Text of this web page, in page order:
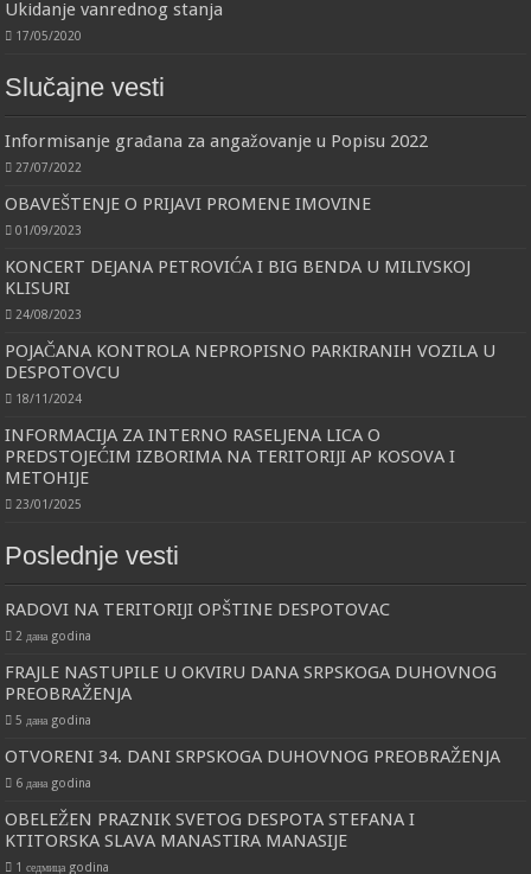
Ukidanje vanrednog stanja
17/05/2020
Slučajne vesti
Informisanje građana za angažovanje u Popisu 2022
27/07/2022
OBAVEŠTENJE O PRIJAVI PROMENE IMOVINE
01/09/2023
KONCERT DEJANA PETROVIĆA I BIG BENDA U MILIVSKOJ
KLISURI
24/08/2023
POJAČANA KONTROLA NEPROPISNO PARKIRANIH VOZILA U
DESPOTOVCU
18/11/2024
INFORMACIJA ZA INTERNO RASELJENA LICA O
PREDSTOJEĆIM IZBORIMA NA TERITORIJI AP KOSOVA I
METOHIJE
23/01/2025
Poslednje vesti
RADOVI NA TERITORIJI OPŠTINE DESPOTOVAC
2 дана godina
FRAJLE NASTUPILE U OKVIRU DANA SRPSKOGA DUHOVNOG
PREOBRAŽENJA
5 дана godina
OTVORENI 34. DANI SRPSKOGA DUHOVNOG PREOBRAŽENJA
6 дана godina
OBELEŽEN PRAZNIK SVETOG DESPOTA STEFANA I
KTITORSKA SLAVA MANASTIRA MANASIJE
1 седмица godina